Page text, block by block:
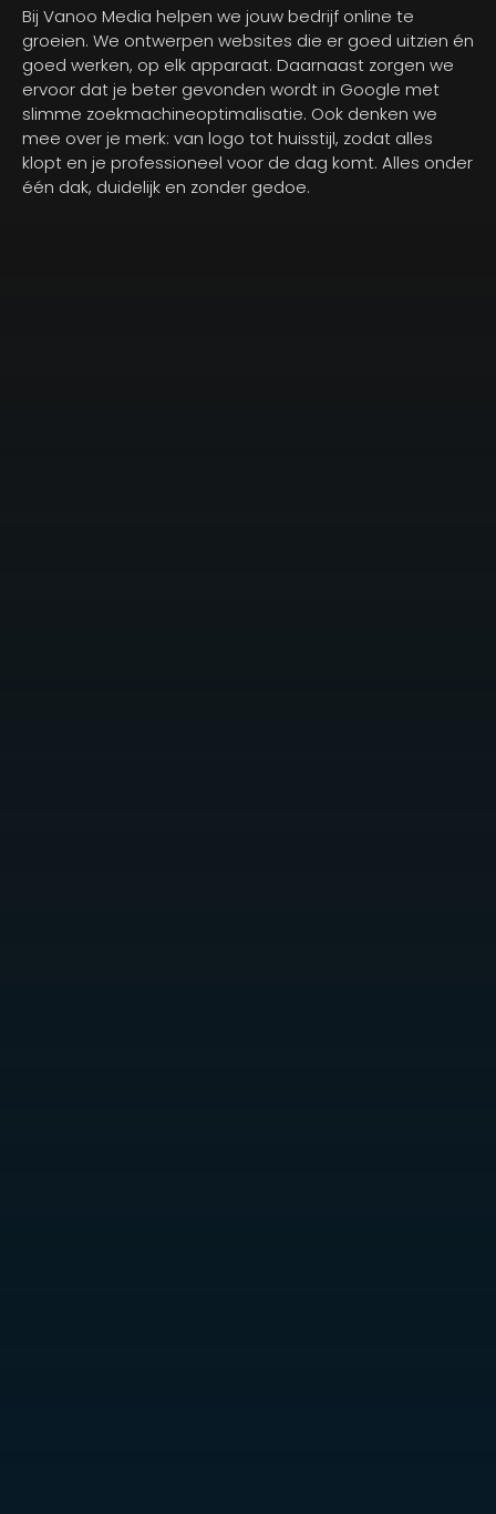
Bij Vanoo Media helpen we jouw bedrijf online te
groeien. We ontwerpen websites die er goed uitzien én
goed werken, op elk apparaat. Daarnaast zorgen we
ervoor dat je beter gevonden wordt in Google met
slimme zoekmachineoptimalisatie. Ook denken we
mee over je merk: van logo tot huisstijl, zodat alles
klopt en je professioneel voor de dag komt. Alles onder
één dak, duidelijk en zonder gedoe.